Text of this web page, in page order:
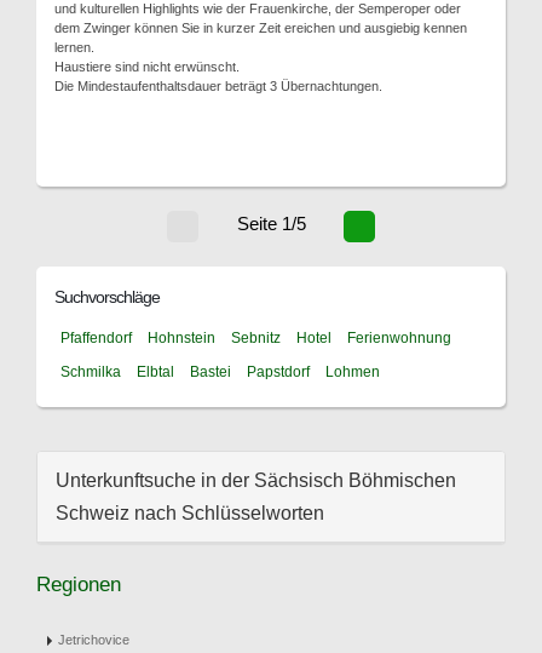
und kulturellen Highlights wie der Frauenkirche, der Semperoper oder
dem Zwinger können Sie in kurzer Zeit ereichen und ausgiebig kennen
lernen.
Haustiere sind nicht erwünscht.
Die Mindestaufenthaltsdauer beträgt 3 Übernachtungen.
Seite 1/5
Suchvorschläge
Pfaffendorf Hohnstein Sebnitz Hotel
Ferienwohnung
Schmilka
Elbtal Bastei Papstdorf Lohmen
Unterkunftsuche in der Sächsisch Böhmischen
Schweiz nach Schlüsselworten
Regionen
Jetrichovice